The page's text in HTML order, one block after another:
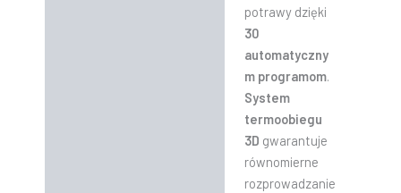
potrawy dzięki
30
automatyczny
m programom.
System
termoobiegu
3D gwarantuje
równomierne
rozprowadzanie